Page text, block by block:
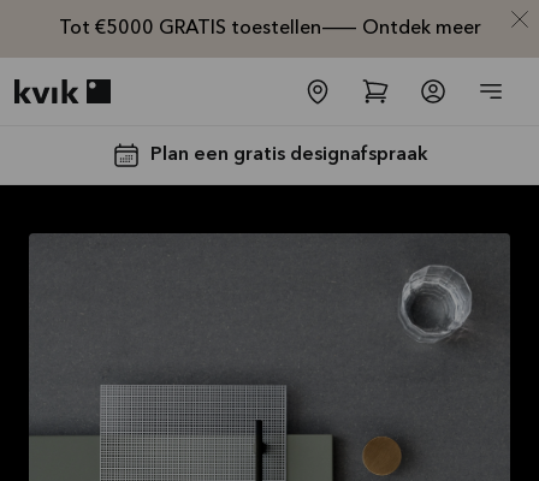
Tot €5000 GRATIS toestellen— Ontdek meer
Plan een gratis designafspraak
GRATIS
toestellen*